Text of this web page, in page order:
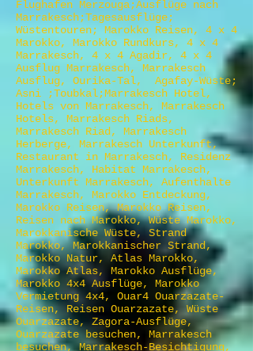
Flughafen Merzouga;Ausflüge nach
Marrakesch;Tagesausflüge;
Wüstentouren; Marokko Reisen, 4 x 4
Marokko, Marokko Rundkurs, 4 x 4
Marrakesch, 4 x 4 Agadir, 4 x 4
Ausflug Marrakesch, Marrakesch
Ausflug, Ourika-Tal, Agafay-Wüste;
Asni ;Toubkal;Marrakesch Hotel,
Hotels von Marrakesch, Marrakesch
Hotels, Marrakesch Riads,
Marrakesch Riad, Marrakesch
Herberge, Marrakesch Unterkunft,
Restaurant in Marrakesch, Residenz
Marrakesch, Habitat Marrakesch,
Unterkunft Marrakesch, Aufenthalte
Marrakesch, Marokko Entdeckung,
Marokko Reisen, Marokko Reisen,
Reisen nach Marokko, Wüste Marokko,
Marokkanische Wüste, Strand
Marokko, Marokkanischer Strand,
Marokko Natur, Atlas Marokko,
Marokko Atlas, Marokko Ausflüge,
Marokko 4x4 Ausflüge, Marokko
Vermietung 4x4, Ouar4 Ouarzazate-
Reisen, Reisen Ouarzazate, Wüste
Ouarzazate, Zagora-Ausflüge,
Ouarzazate besuchen, Marrakesch
besuchen, Marrakesch-Besichtigung,